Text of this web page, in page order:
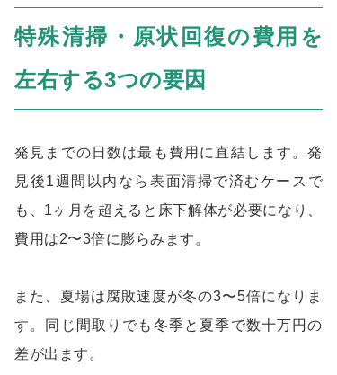
特殊清掃・原状回復の費用を
左右する3つの要因
発見までの日数は最も費用に直結します。発
見後1週間以内なら表面清掃で済むケースで
も、1ヶ月を超えると床下解体が必要になり、
費用は2〜3倍に膨らみます。
また、夏場は腐敗速度が冬の3〜5倍になりま
す。同じ間取りでも冬季と夏季で数十万円の
差が出ます。